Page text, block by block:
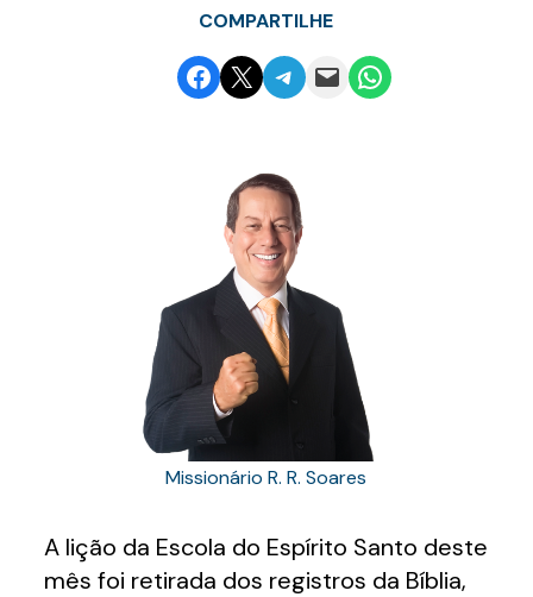
COMPARTILHE
Share on Facebook
Email this PageShare on Telegram
Email this PageShare on WhatsApp
Missionário R. R. Soares
A lição da Escola do Espírito Santo deste
mês foi retirada dos registros da Bíblia,